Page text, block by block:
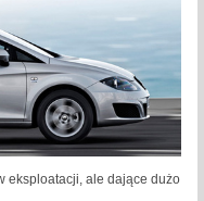
eksploatacji, ale dające dużo